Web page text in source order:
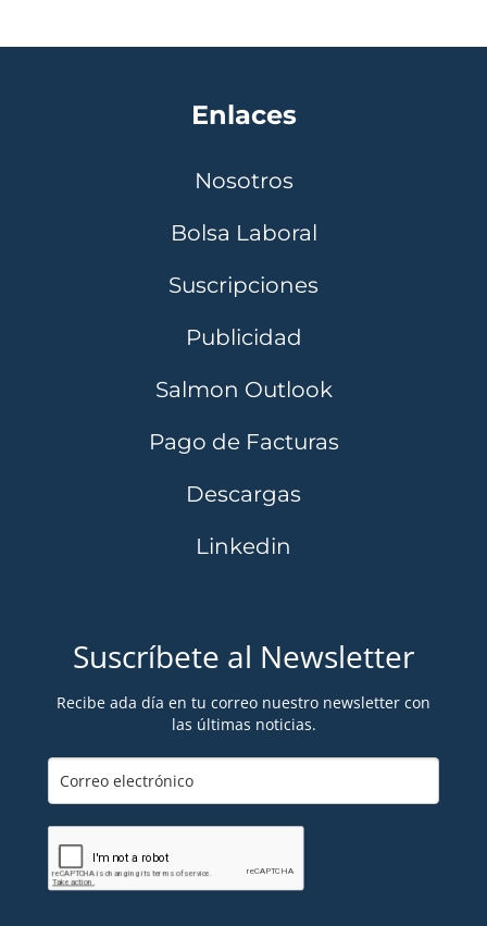
Enlaces
Nosotros
Bolsa Laboral
Suscripciones
Publicidad
Salmon Outlook
Pago de Facturas
Descargas
Linkedin
Suscríbete al Newsletter
Recibe ada día en tu correo nuestro newsletter con
las últimas noticias.